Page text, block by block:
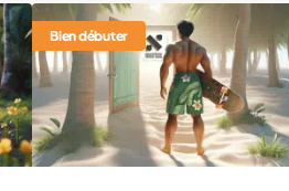
Bien débuter